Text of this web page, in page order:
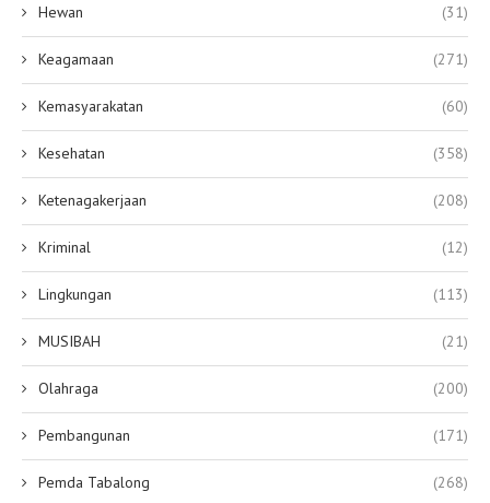
Hewan (31)
Keagamaan (271)
Kemasyarakatan (60)
Kesehatan (358)
Ketenagakerjaan (208)
Kriminal (12)
Lingkungan (113)
MUSIBAH (21)
Olahraga (200)
Pembangunan (171)
Pemda Tabalong (268)